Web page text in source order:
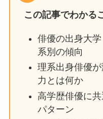
この記事でわかる
俳優の出身大
系別の傾向
理系出身俳優
力とは何か
高学歴俳優に
パターン